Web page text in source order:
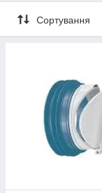
Сортування